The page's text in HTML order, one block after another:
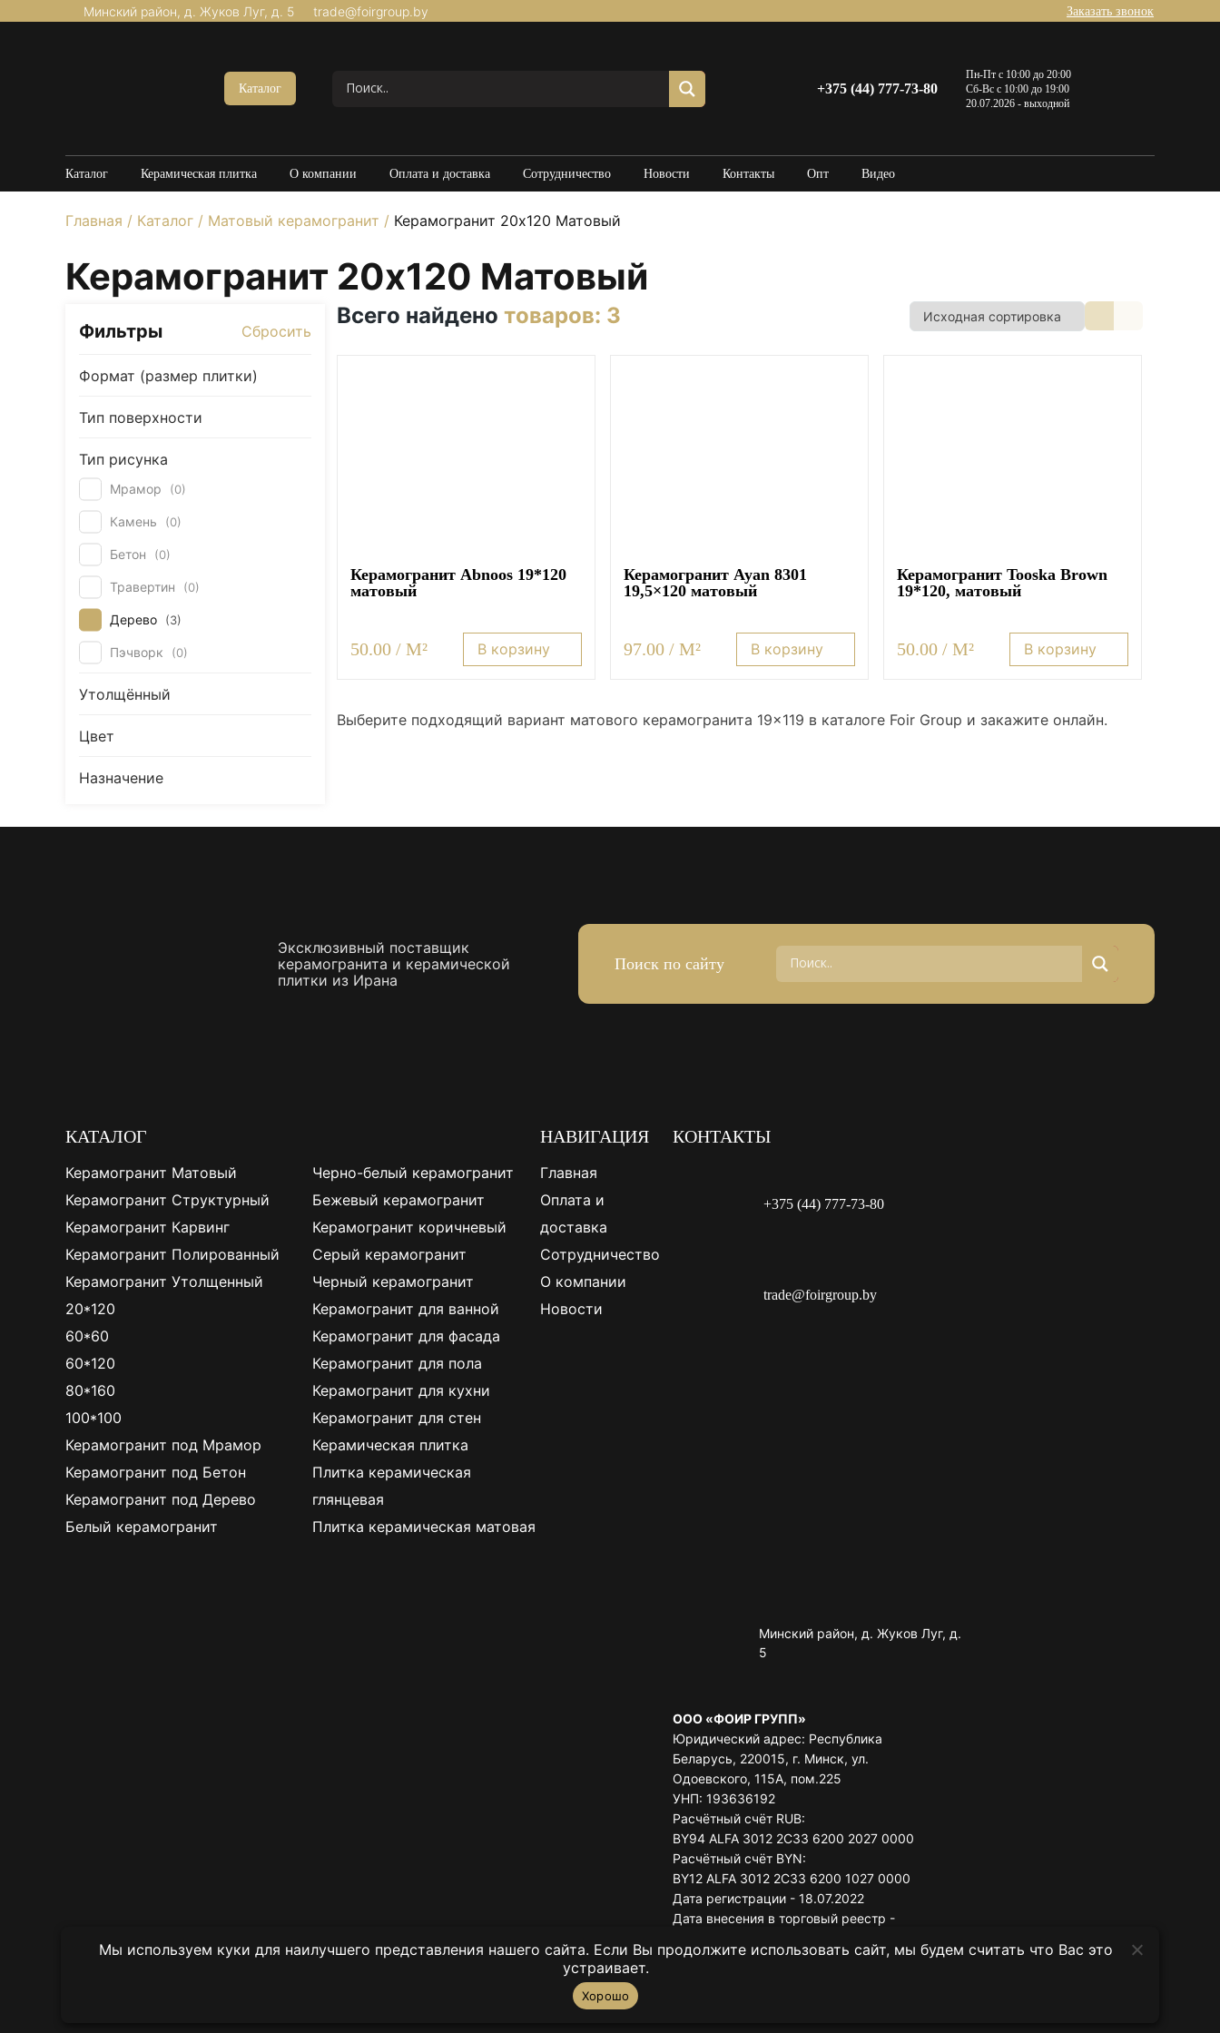
Минский район, д. Жуков Луг, д. 5 trade@foirgroup.by Заказать звонок
Каталог +375 (44) 777-73-80
Пн-Пт с 10:00 до 20:00
Сб-Вс с 10:00 до 19:00
20.07.2026 - выходной
Каталог Керамическая плитка О компании Оплата и доставка Сотрудничество Новости Контакты Опт Видео
Главная / Каталог / Матовый керамогранит / Керамогранит 20х120 Матовый
Керамогранит 20х120 Матовый
Фильтры Сбросить
Формат (размер плитки)
Тип поверхности
Тип рисунка
Мрамор (0)
Камень (0)
Бетон (0)
Травертин (0)
Дерево (3)
Пэчворк (0)
Утолщённый
Цвет
Назначение
Всего найдено товаров: 3
Керамогранит Abnoos 19*120
матовый
50.00 / M² В корзину
Керамогранит Ayan 8301
19,5×120 матовый
97.00 / M² В корзину
Керамогранит Tooska Brown
19*120, матовый
50.00 / M² В корзину
Выберите подходящий вариант матового керамогранита 19×119 в каталоге Foir Group и закажите онлайн.
Эксклюзивный поставщик
керамогранита и керамической
плитки из Ирана
Поиск по сайту
КАТАЛОГ
Керамогранит Матовый
Керамогранит Структурный
Керамогранит Карвинг
Керамогранит Полированный
Керамогранит Утолщенный
20*120
60*60
60*120
80*160
100*100
Керамогранит под Мрамор
Керамогранит под Бетон
Керамогранит под Дерево
Белый керамогранит
Черно-белый керамогранит
Бежевый керамогранит
Керамогранит коричневый
Серый керамогранит
Черный керамогранит
Керамогранит для ванной
Керамогранит для фасада
Керамогранит для пола
Керамогранит для кухни
Керамогранит для стен
Керамическая плитка
Плитка керамическая
глянцевая
Плитка керамическая матовая
НАВИГАЦИЯ
Главная
Оплата и
доставка
Сотрудничество
О компании
Новости
КОНТАКТЫ
+375 (44) 777-73-80
trade@foirgroup.by
Минский район, д. Жуков Луг, д.
5
ООО «ФОИР ГРУПП»
Юридический адрес: Республика
Беларусь, 220015, г. Минск, ул.
Одоевского, 115А, пом.225
УНП: 193636192
Расчётный счёт RUB:
BY94 ALFA 3012 2C33 6200 2027 0000
Расчётный счёт BYN:
BY12 ALFA 3012 2C33 6200 1027 0000
Дата регистрации - 18.07.2022
Дата внесения в торговый реестр -
Минский городской исполнительный
Керамогранит Утолщенный
Керамогранит под Мрамор
Керамогранит под Дерево
Белый керамогранит
Черно-белый керамогранит
Бежевый керамогранит
Керамогранит коричневый
Черный керамогранит
Керамогранит для ванной
Керамогранит для фасада
Керамогранит для пола
Керамогранит для стен
Керамическая плитка
Мы используем куки для наилучшего представления нашего сайта. Если Вы продолжите использовать сайт, мы будем считать что Вас это
устраивает.
Хорошо